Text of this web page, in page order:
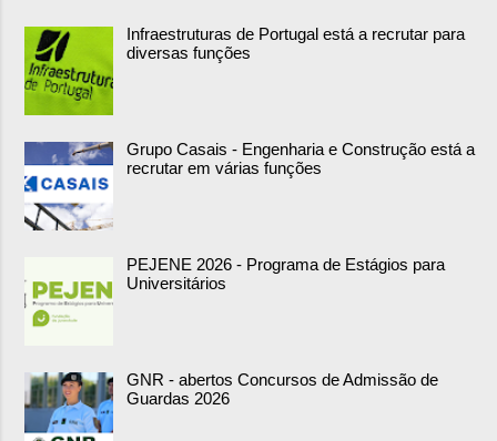
Infraestruturas de Portugal está a recrutar para
diversas funções
Grupo Casais - Engenharia e Construção está a
recrutar em várias funções
PEJENE 2026 - Programa de Estágios para
Universitários
GNR - abertos Concursos de Admissão de
Guardas 2026